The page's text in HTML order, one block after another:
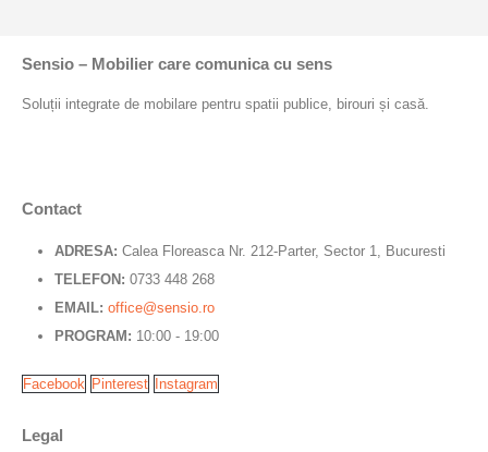
Sensio – Mobilier care comunica cu sens
Soluții integrate de mobilare pentru spatii publice, birouri și casă.
Contact
ADRESA: Calea Floreasca Nr. 212-Parter, Sector 1, Bucuresti
TELEFON: 0733 448 268
EMAIL: office@sensio.ro
PROGRAM: 10:00 - 19:00
Facebook Pinterest Instagram
Legal